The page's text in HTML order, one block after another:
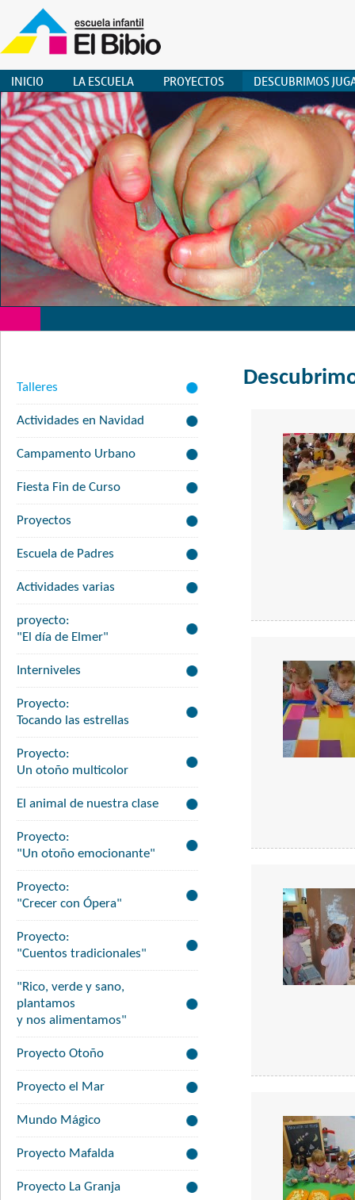
INICIO LA ESCUELA PROYECTOS DESCUBRIMOS
Talleres
Actividades en Navidad
Campamento Urbano
Fiesta Fin de Curso
Proyectos
Escuela de Padres
Actividades varias
proyecto:
"El día de Elmer"
Interniveles
Proyecto:
Tocando las estrellas
Proyecto:
Un otoño multicolor
El animal de nuestra clase
Proyecto:
"Un otoño emocionante"
Proyecto:
"Crecer con Ópera"
Proyecto:
"Cuentos tradicionales"
"Rico, verde y sano,
plantamos
y nos alimentamos"
Proyecto Otoño
Proyecto el Mar
Mundo Mágico
Proyecto Mafalda
Proyecto La Granja